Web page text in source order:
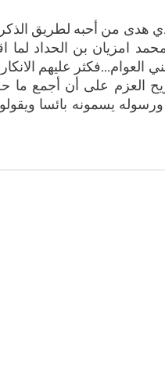
امزيان بن الحداد
العوام...فكثر عليهم
على أن أجمع ما